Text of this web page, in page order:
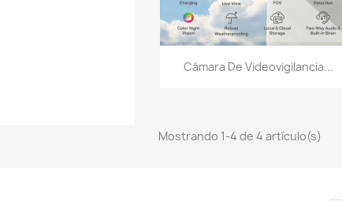
Vista rápida
Cámara De Videovigilancia...
Mostrando 1-4 de 4 artículo(s)